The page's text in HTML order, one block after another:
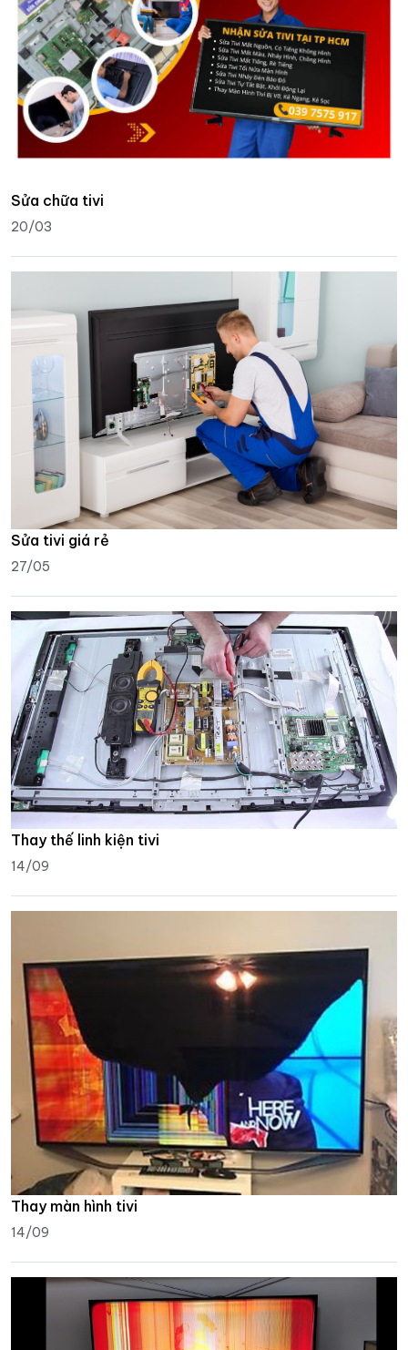
Sửa chữa tivi
20/03
Sửa tivi giá rẻ
27/05
Thay thế linh kiện tivi
14/09
Thay màn hình tivi
14/09